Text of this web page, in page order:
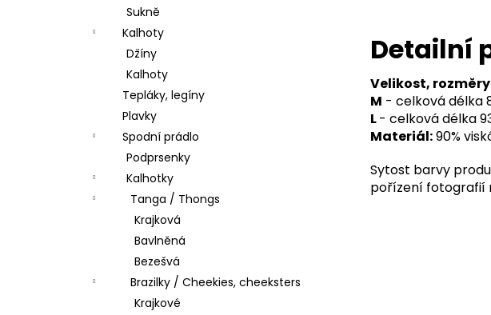
Sukně
Kalhoty
Džíny
Kalhoty
Tepláky, legíny
Plavky
Spodní prádlo
Podprsenky
Kalhotky
Tanga / Thongs
Krajková
Bavlněná
Bezešvá
Brazilky / Cheekies, cheeksters
Krajkové
Detailní
Velikost,
M - celková délka
L- celková délka
Materiál:90%
Sytost barvy
pořízení fotografií